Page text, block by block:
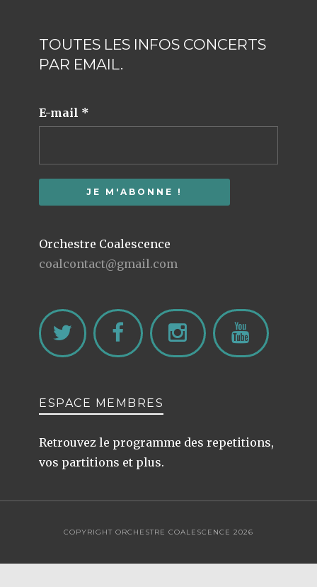
TOUTES LES INFOS CONCERTS
PAR EMAIL.
E-mail *
Orchestre Coalescence
coalcontact@gmail.com
ESPACE MEMBRES
Retrouvez le programme des repetitions,
vos partitions et plus.
COPYRIGHT ORCHESTRE COALESCENCE 2026